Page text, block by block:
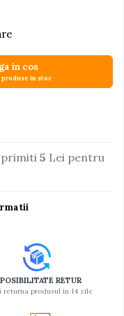
in cos
produse in stoc
primiti 5 Lei pentru
POSIBILITATE RETUR
returna produsul in 14 zile